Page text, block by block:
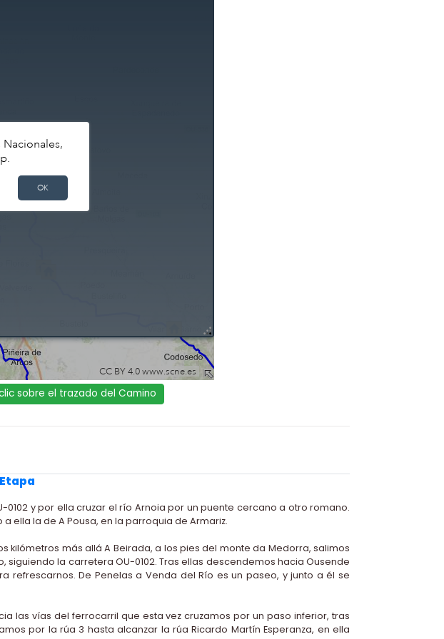
sobre el trazado del Camino
y por ella cruzar el río Arnoia por un puente cercano a otro romano.
ella la de A Pousa, en la parroquia de Armariz.
más allá A Beirada, a los pies del monte da Medorra, salimos
la carretera OU-0102. Tras ellas descendemos hacia Ousende
De Penelas a Venda del Río es un paseo, y junto a él se
las vías del ferrocarril que esta vez cruzamos por un paso inferior, tras
por la rúa 3 hasta alcanzar la rúa Ricardo Martín Esperanza, en ella